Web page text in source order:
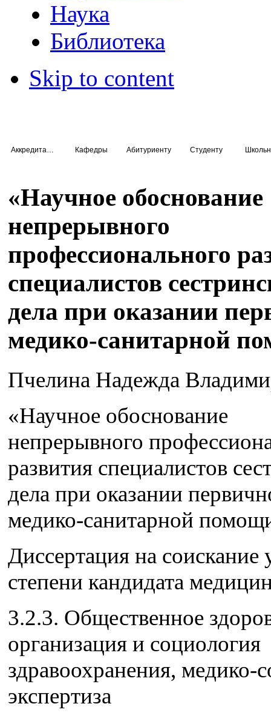
Наука
Библиотека
Skip to content
Кафедры Абитуриенту Студенту
«Научное обоснование
непрерывного
профессионального
специалистов
дела при оказании
медико-санитарной
Пчелина Надежда
«Научное обоснование
непрерывного
развития специалистов
дела при оказании
медико-санитарной
Диссертация на соискание
степени кандидата
3.2.3. Общественное
организация и социология
здравоохранения, медико-
экспертиза